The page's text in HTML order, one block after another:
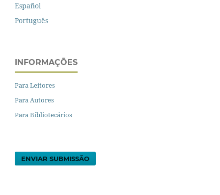
Español
Português
INFORMAÇÕES
Para Leitores
Para Autores
Para Bibliotecários
ENVIAR SUBMISSÃO